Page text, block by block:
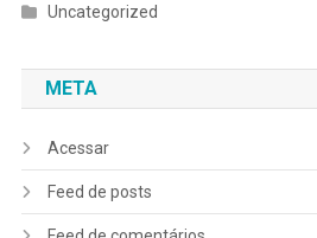
Uncategorized
META
Acessar
Feed de posts